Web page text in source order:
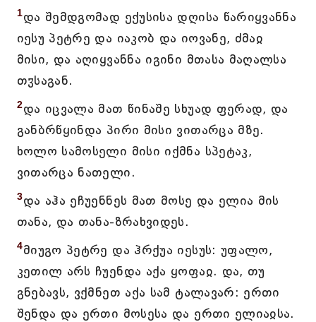
1და შემდგომად ექუსისა დღისა წარიყვანნა
იესუ პეტრე და იაკობ და იოვანე, ძმაჲ
მისი, და აღიყვანნა იგინი მთასა მაღალსა
თჳსაგან.
2და იცვალა მათ წინაშე სხუად ფერად, და
განბრწყინდა პირი მისი ვითარცა მზე.
ხოლო სამოსელი მისი იქმნა სპეტაკ,
ვითარცა ნათელი.
3და აჰა ეჩუენნეს მათ მოსე და ელია მის
თანა, და თანა-ზრახვიდეს.
4მიუგო პეტრე და ჰრქუა იესუს: უფალო,
კეთილ არს ჩუენდა აქა ყოფაჲ. და, თუ
გნებავს, ვქმნეთ აქა სამ ტალავარ: ერთი
შენდა და ერთი მოსესა და ერთი ელიაჲსა.